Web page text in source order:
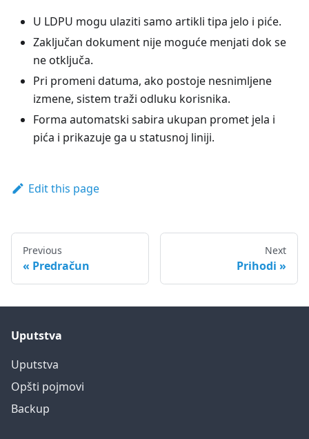
U LDPU mogu ulaziti samo artikli tipa jelo i piće.
Zaključan dokument nije moguće menjati dok se
ne otključa.
Pri promeni datuma, ako postoje nesnimljene
izmene, sistem traži odluku korisnika.
Forma automatski sabira ukupan promet jela i
pića i prikazuje ga u statusnoj liniji.
Edit this page
Previous
Predračun
Next
Prihodi
Uputstva
Uputstva
Opšti pojmovi
Backup